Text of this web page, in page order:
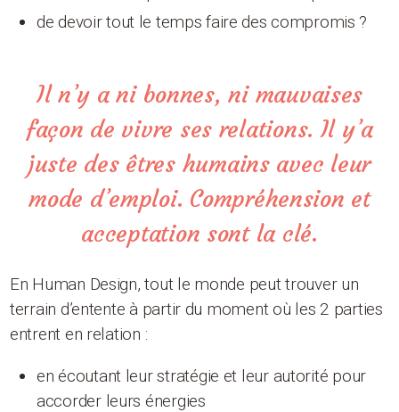
de devoir tout le temps faire des compromis ?
Il n’y a ni bonnes, ni mauvaises
façon de vivre ses relations. Il y’a
juste des êtres humains avec leur
mode d’emploi. Compréhension et
acceptation sont la clé.
En Human Design, tout le monde peut trouver un
terrain d’entente à partir du moment où les 2 parties
entrent en relation :
en écoutant leur stratégie et leur autorité pour
accorder leurs énergies